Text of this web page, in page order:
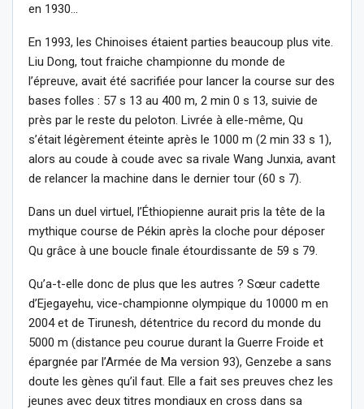
en 1930…
En 1993, les Chinoises étaient parties beaucoup plus vite.
Liu Dong, tout fraiche championne du monde de
l’épreuve, avait été sacrifiée pour lancer la course sur des
bases folles : 57 s 13 au 400 m, 2 min 0 s 13, suivie de
près par le reste du peloton. Livrée à elle-même, Qu
s’était légèrement éteinte après le 1000 m (2 min 33 s 1),
alors au coude à coude avec sa rivale Wang Junxia, avant
de relancer la machine dans le dernier tour (60 s 7).
Dans un duel virtuel, l’Éthiopienne aurait pris la tête de la
mythique course de Pékin après la cloche pour déposer
Qu grâce à une boucle finale étourdissante de 59 s 79.
Qu’a-t-elle donc de plus que les autres ? Sœur cadette
d’Ejegayehu, vice-championne olympique du 10000 m en
2004 et de Tirunesh, détentrice du record du monde du
5000 m (distance peu courue durant la Guerre Froide et
épargnée par l’Armée de Ma version 93), Genzebe a sans
doute les gènes qu’il faut. Elle a fait ses preuves chez les
jeunes avec deux titres mondiaux en cross dans sa